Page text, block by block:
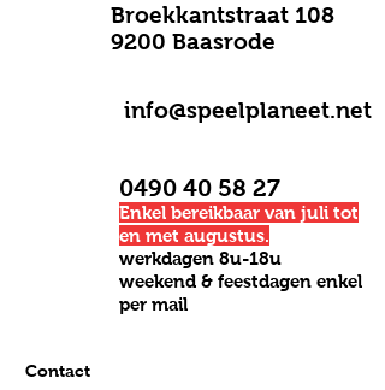
Broekkantstraat 108
9200 Baasrode
info@speelplaneet.net
0490 40 58 27
Enkel bereikbaar van juli tot
en met augustus.
werkdagen 8u-18u
weekend & feestdagen enkel
per mail
Contact